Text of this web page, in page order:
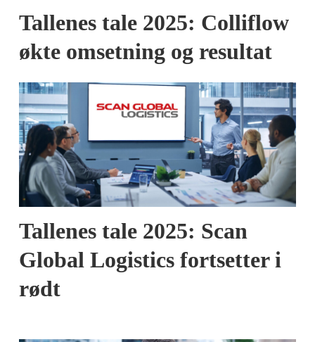
Tallenes tale 2025: Colliflow
økte omsetning og resultat
Tallenes tale 2025: Scan
Global Logistics fortsetter i
rødt